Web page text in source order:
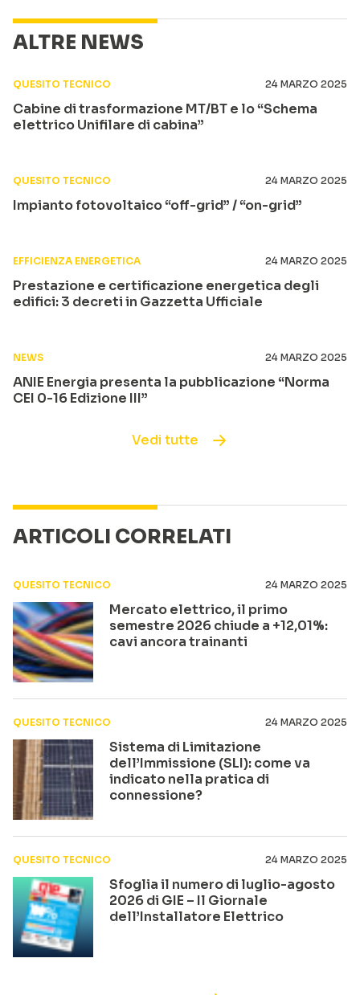
ALTRE NEWS
QUESITO TECNICO 24 MARZO 2025
Cabine di trasformazione MT/BT e lo “Schema
elettrico Unifilare di cabina”
QUESITO TECNICO 24 MARZO 2025
Impianto fotovoltaico “off-grid” / “on-grid”
EFFICIENZA ENERGETICA 24 MARZO 2025
Prestazione e certificazione energetica degli
edifici: 3 decreti in Gazzetta Ufficiale
NEWS 24 MARZO 2025
ANIE Energia presenta la pubblicazione “Norma
CEI 0-16 Edizione III”
Vedi tutte
ARTICOLI CORRELATI
QUESITO TECNICO 24 MARZO 2025
Mercato elettrico, il primo
semestre 2026 chiude a +12,01%:
cavi ancora trainanti
QUESITO TECNICO 24 MARZO 2025
Sistema di Limitazione
dell’Immissione (SLI): come va
indicato nella pratica di
connessione?
QUESITO TECNICO 24 MARZO 2025
Sfoglia il numero di luglio-agosto
2026 di GIE – Il Giornale
dell’Installatore Elettrico